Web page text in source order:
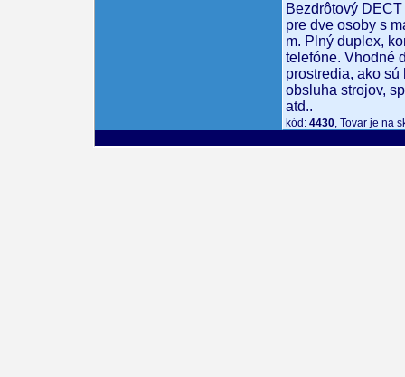
Bezdrôtový
pre dve osoby s
m. Plný duplex,
telefóne. Vhodné
prostredia, ako
obsluha strojov,
atd..
kód: 4430, Tovar je na